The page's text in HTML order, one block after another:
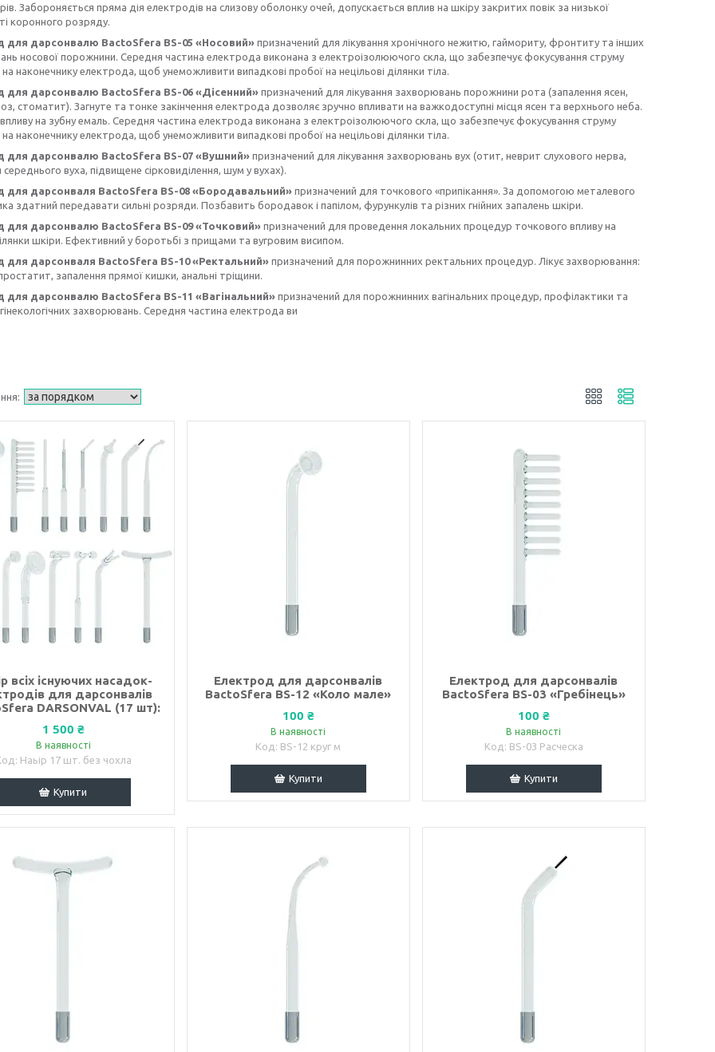
Забороняється пряма дія електродів на слизову оболонку очей, допускається вплив на шкіру закритих повік за низької
коронного розряду.
для дарсонвалю BactoSfera BS-05 «Носовий» призначений для лікування хронічного нежитю, гаймориту, фронтиту та інших
носової порожнини. Середня частина електрода виконана з електроізолюючого скла, що забезпечує фокусування струму
наконечнику електрода, щоб унеможливити випадкові пробої на нецільові ділянки тіла.
для дарсонвалю BactoSfera BS-06 «Дісенний» призначений для лікування захворювань порожнини рота (запалення ясен,
стоматит). Загнуте та тонке закінчення електрода дозволяє зручно впливати на важкодоступні місця ясен та верхнього неба.
на зубну емаль. Середня частина електрода виконана з електроізолюючого скла, що забезпечує фокусування струму
наконечнику електрода, щоб унеможливити випадкові пробої на нецільові ділянки тіла.
для дарсонвалю BactoSfera BS-07 «Вушний» призначений для лікування захворювань вух (отит, неврит слухового нерва,
середнього вуха, підвищене сірковиділення, шум у вухах).
для дарсонваля BactoSfera BS-08 «Бородавальний» призначений для точкового «припікання». За допомогою металевого
здатний передавати сильні розряди. Позбавить бородавок і папілом, фурункулів та різних гнійних запалень шкіри.
для дарсонвалю BactoSfera BS-09 «Точковий» призначений для проведення локальних процедур точкового впливу на
шкіри. Ефективний у боротьбі з прищами та вугровим висипом.
для дарсонваля BactoSfera BS-10 «Ректальний» призначений для порожнинних ректальних процедур. Лікує захворювання:
запалення прямої кишки, анальні тріщини.
для дарсонвалю BactoSfera BS-11 «Вагінальний» призначений для порожнинних вагінальних процедур, профілактики та
гінекологічних захворювань. Середня частина електрода ви
всіх існуючих насадок-
для дарсонвалів
DARSONVAL (17 шт):
1 500 ₴
В наявності
Наьір 17 шт. без чохла
Купити
Електрод для дарсонвалів
BactoSfera BS-12 «Коло мале»
100 ₴
В наявності
BS-12 круг м
Купити
Електрод для дарсонвалів
BactoSfera BS-03 «Гребінець»
100 ₴
В наявності
BS-03 Расческа
Купити